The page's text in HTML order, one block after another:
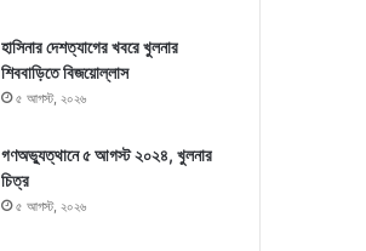
হাসিনার দেশত্যাগের খবরে খুলনার
শিববাড়িতে বিজয়োল্লাস
৫ আগস্ট, ২০২৬
গণঅভ্যুত্থানে ৫ আগস্ট ২০২৪, খুলনার
চিত্র
৫ আগস্ট, ২০২৬